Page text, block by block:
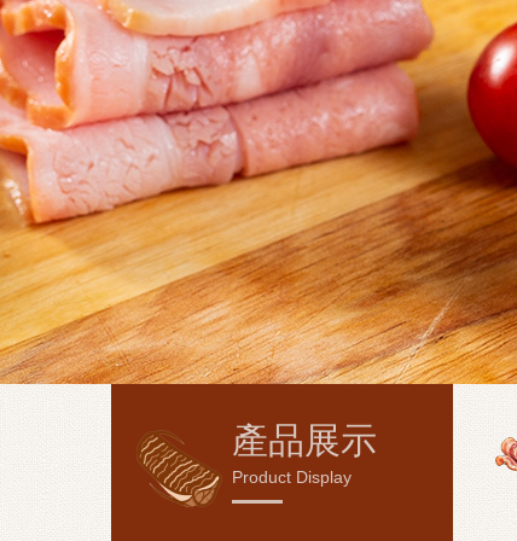
產品展示
Product Display